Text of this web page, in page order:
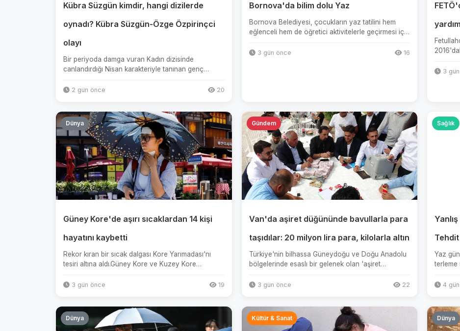
Kübra Süzgün kimdir, hangi dizilerde
oynadı? Kübra Süzgün-Özge Özpirinçci
olayı
Bir periyoda damga vuran Kadın dizisinde
canlandırdığı Nisan karakteriyle tanınan genç
2 gün önce 20
Bornova'da bilim dolu Yaz
Bornova Belediyesi, çocukların yaz tatilini hem
eğlenceli hem de öğretici aktivitelerle geçirmesi için
3 gün önce 16
3
Dünya
Güney Kore'de aşırı sıcaklardan 14 kişi
hayatını kaybetti
Rekor kıran bir sıcak dalgası Kore Yarımadası'nı
tesiri altına aldı.Güney Kore ve Kuzey Kore
3 gün önce 19
Gündem
Van'da aşiret düğününde bavullarla para
taşıdılar: 20 milyon lira para, kilolarla altın
Türkiye'nin bilhassa Güneydoğu ve Doğu Anadolu
bölgelerinde esaslı bir gelenek olan 'aşiret
3 gün önce 22
Sağlık
Yaz
terleme
4
Dünya Kültür & Sanat Dünya